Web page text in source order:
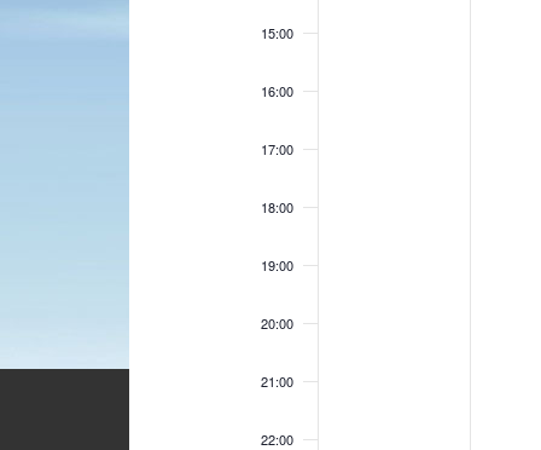
15:00
16:00
17:00
18:00
19:00
20:00
21:00
22:00